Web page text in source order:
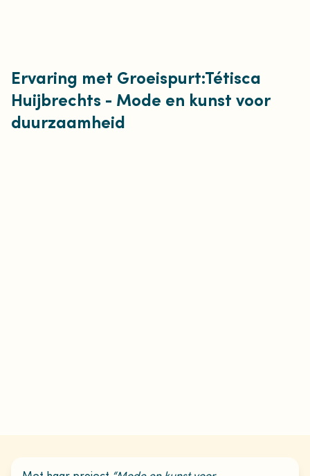
Ervaring met Groeispurt:Tétisca
Huijbrechts - Mode en kunst voor
duurzaamheid